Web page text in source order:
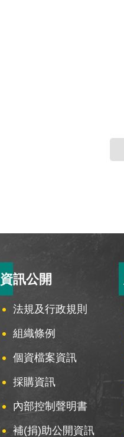
資訊公開
法規及行政規則
組織條例
個資檔案資訊
採購資訊
內部控制聲明書
補(捐)助公開資訊